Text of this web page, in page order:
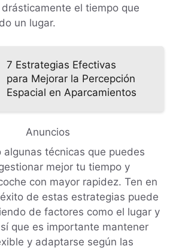
el tiempo que
un lugar.
7 Estrategias Efectivas
para Mejorar la Percepción
Espacial en Aparcamientos
Anuncios
algunas técnicas que puedes
mejor tu tiempo y
con mayor rapidez. Ten en
de estas estrategias puede
de factores como el lugar y
que es importante mantener
y adaptarse según las